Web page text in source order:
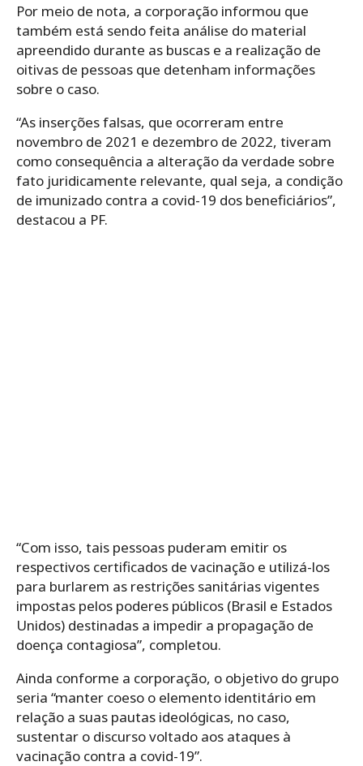
Por meio de nota, a corporação informou que
também está sendo feita análise do material
apreendido durante as buscas e a realização de
oitivas de pessoas que detenham informações
sobre o caso.
“As inserções falsas, que ocorreram entre
novembro de 2021 e dezembro de 2022, tiveram
como consequência a alteração da verdade sobre
fato juridicamente relevante, qual seja, a condição
de imunizado contra a covid-19 dos beneficiários”,
destacou a PF.
“Com isso, tais pessoas puderam emitir os
respectivos certificados de vacinação e utilizá-los
para burlarem as restrições sanitárias vigentes
impostas pelos poderes públicos (Brasil e Estados
Unidos) destinadas a impedir a propagação de
doença contagiosa”, completou.
Ainda conforme a corporação, o objetivo do grupo
seria “manter coeso o elemento identitário em
relação a suas pautas ideológicas, no caso,
sustentar o discurso voltado aos ataques à
vacinação contra a covid-19”.